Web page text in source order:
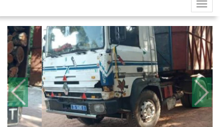
Toggle